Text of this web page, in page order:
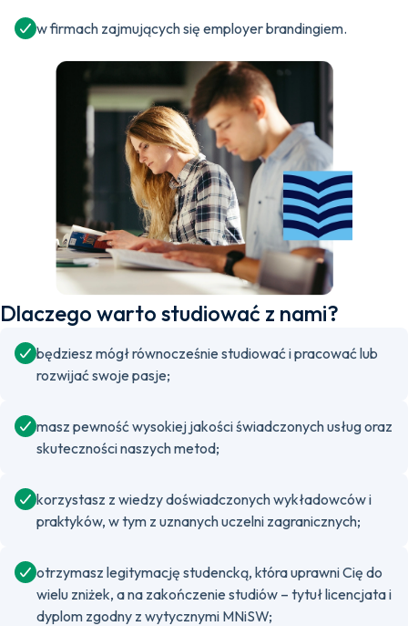
w firmach zajmujących się employer brandingiem.
Dlaczego warto studiować z nami?
będziesz mógł równocześnie studiować i pracować lub
rozwijać swoje pasje;
masz pewność wysokiej jakości świadczonych usług oraz
skuteczności naszych metod;
korzystasz z wiedzy doświadczonych wykładowców i
praktyków, w tym z uznanych uczelni zagranicznych;
otrzymasz legitymację studencką, która uprawni Cię do
wielu zniżek, a na zakończenie studiów – tytuł licencjata i
dyplom zgodny z wytycznymi MNiSW;